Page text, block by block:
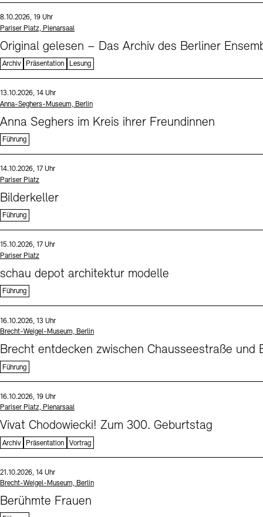
Datum und Uhrzeit:
8.10.2026, 19 Uhr
Standort
Pariser Platz, Plenarsaal
Original gelesen – Das Archiv des Berliner
Archiv Präsentation Lesung
Datum und Uhrzeit:
13.10.2026, 14 Uhr
Standort
Anna-Seghers-Museum, Berlin
Anna Seghers im Kreis ihrer Freundinnen
Führung
Datum und Uhrzeit:
14.10.2026, 17 Uhr
Standort
Pariser Platz
Bilderkeller
Führung
Datum und Uhrzeit:
15.10.2026, 17 Uhr
Standort
Pariser Platz
schau depot architektur modelle
Führung
Datum und Uhrzeit:
16.10.2026, 13 Uhr
Standort
Brecht-Weigel-Museum, Berlin
Brecht entdecken zwischen Chausseestraße und
Führung
Datum und Uhrzeit:
16.10.2026, 19 Uhr
Standort
Pariser Platz, Plenarsaal
Vivat Chodowiecki! Zum 300. Geburtstag
Archiv Präsentation Vortrag
Datum und Uhrzeit:
21.10.2026, 14 Uhr
Standort
Brecht-Weigel-Museum, Berlin
Berühmte Frauen